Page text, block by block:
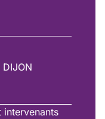
intervenants